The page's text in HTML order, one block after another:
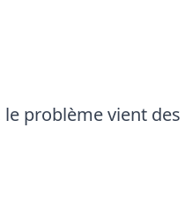
le problème vient des